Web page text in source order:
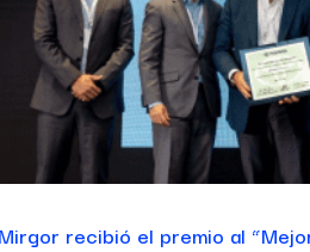
recibió el premio al